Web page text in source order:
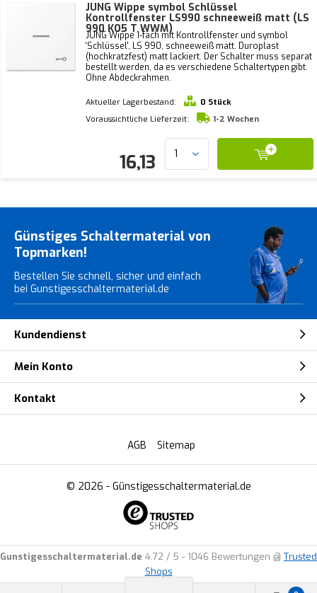
JUNG Wippe symbol Schlüssel
Kontrollfenster LS990 schneeweiß matt (LS
990 KO5 T WWM)
JUNG Wippe 1-fach mit Kontrollfenster und symbol
'Schlüssel', LS 990, schneeweiß matt. Duroplast
(hochkratzfest) matt lackiert. Der Schalter muss separat
bestellt werden, da es verschiedene Schaltertypen gibt.
Ohne Abdeckrahmen.
Aktueller Lagerbestand:
0 Stück
Voraussichtliche Lieferzeit:
1-2 Wochen
16,13
Günstiges Schaltermaterial von
Topmarken!
Bestellen Sie schnell, sicher und einfach
bei Gunstigesschaltermaterial.de
Kundendienst
Mein Konto
Kontakt
© 2026 - Günstigesschaltermaterial.de
AGB Sitemap
Gunstigesschaltermaterial.de 4.72 / 5 - 1046 Bewertungen @ Trusted
Shops